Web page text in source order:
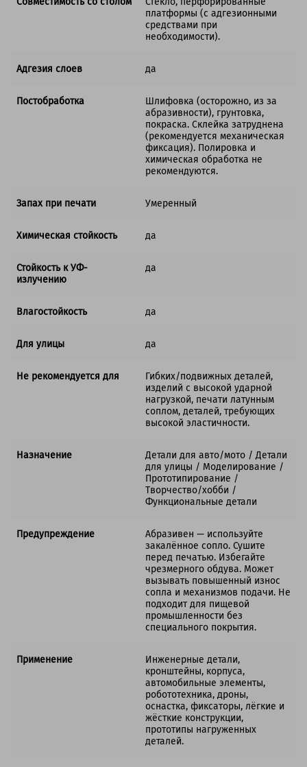
платформы (с адгезионными
средствами при
необходимости).
Адгезия слоев да
Постобработка
Шлифовка (осторожно, из за
абразивности), грунтовка,
покраска. Склейка затруднена
(рекомендуется механическая
фиксация). Полировка и
химическая обработка не
рекомендуются.
Запах при печати Умеренный
Химическая стойкость да
Стойкость к УФ-
излучению
да
Влагостойкость да
Для улицы да
Не рекомендуется для
Гибких/подвижных деталей,
изделий с высокой ударной
нагрузкой, печати латунным
соплом, деталей, требующих
высокой эластичности.
Назначение
Детали для авто/мото / Детали
для улицы / Моделирование /
Прототипирование /
Творчество/хобби /
Функциональные детали
Предупреждение
Абразивен — используйте
закалённое сопло. Сушите
перед печатью. Избегайте
чрезмерного обдува. Может
вызывать повышенный износ
сопла и механизмов подачи. Не
подходит для пищевой
промышленности без
специального покрытия.
Применение
Инженерные детали,
кронштейны, корпуса,
автомобильные элементы,
робототехника, дроны,
оснастка, фиксаторы, лёгкие и
жёсткие конструкции,
прототипы нагруженных
деталей.